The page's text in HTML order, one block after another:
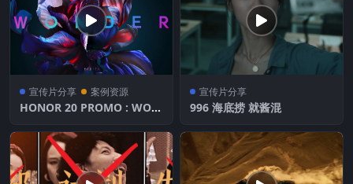
宣传片分享 案例资源
HONOR 20 PROMO : WON
宣传片分享
996 海底捞 就酱混